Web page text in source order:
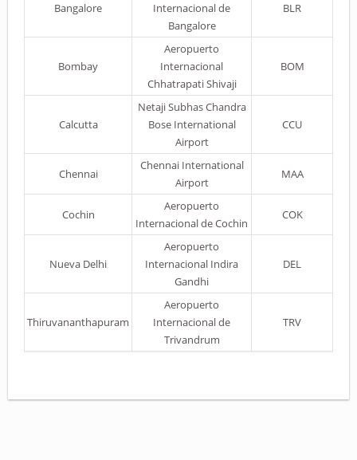
Bangalore
Internacional de
Bangalore
BLR
Bombay
Aeropuerto
Internacional
Chhatrapati Shivaji
BOM
Calcutta
Netaji Subhas Chandra
Bose International
Airport
CCU
Chennai
Chennai International
Airport
MAA
Cochin
Aeropuerto
Internacional de Cochin
COK
Nueva Delhi
Aeropuerto
Internacional Indira
Gandhi
DEL
Thiruvananthapuram
Aeropuerto
Internacional de
Trivandrum
TRV